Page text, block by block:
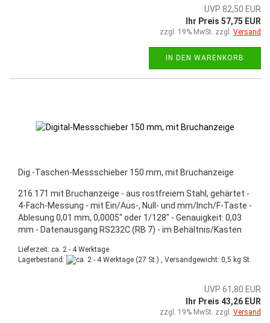
UVP 82,50 EUR
Ihr Preis 57,75 EUR
zzgl. 19% MwSt. zzgl. Versand
IN DEN WARENKORB
Dig.-Taschen-Messschieber 150 mm, mit Bruchanzeige
216.171 mit Bruchanzeige - aus rostfreiem Stahl, gehärtet -
4-Fach-Messung - mit Ein/Aus-, Null- und mm/Inch/F-Taste -
Ablesung 0,01 mm, 0,0005" oder 1/128" - Genauigkeit: 0,03
mm - Datenausgang RS232C (RB 7) - im Behältnis/Kasten
Lieferzeit: ca. 2 - 4 Werktage
Lagerbestand:
(27 St.) , Versandgewicht: 0,5 kg St.
UVP 61,80 EUR
Ihr Preis 43,26 EUR
zzgl. 19% MwSt. zzgl. Versand